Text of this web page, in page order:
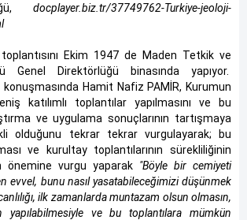
docplayer.biz.tr/37749762-Turkiye-jeoloji-
Ekim 1947 de Maden Tetkik ve
Genel Direktörlüğü binasında yapıyor.
konuşmasında Hamit Nafiz PAMİR, Kurumun
katılımlı toplantılar yapılmasını ve bu
ve uygulama sonuçlarının tartışmaya
olduğunu tekrar tekrar vurgulayarak; bu
ve kurultay toplantılarının sürekliliğinin
önemine vurgu yaparak "Böyle bir cemiyeti
evvel, bunu nasıl yasatabileceğimizi düşünmek
ilk zamanlarda muntazam olsun olmasın,
yapılabilmesiyle ve bu toplantılara mümkün